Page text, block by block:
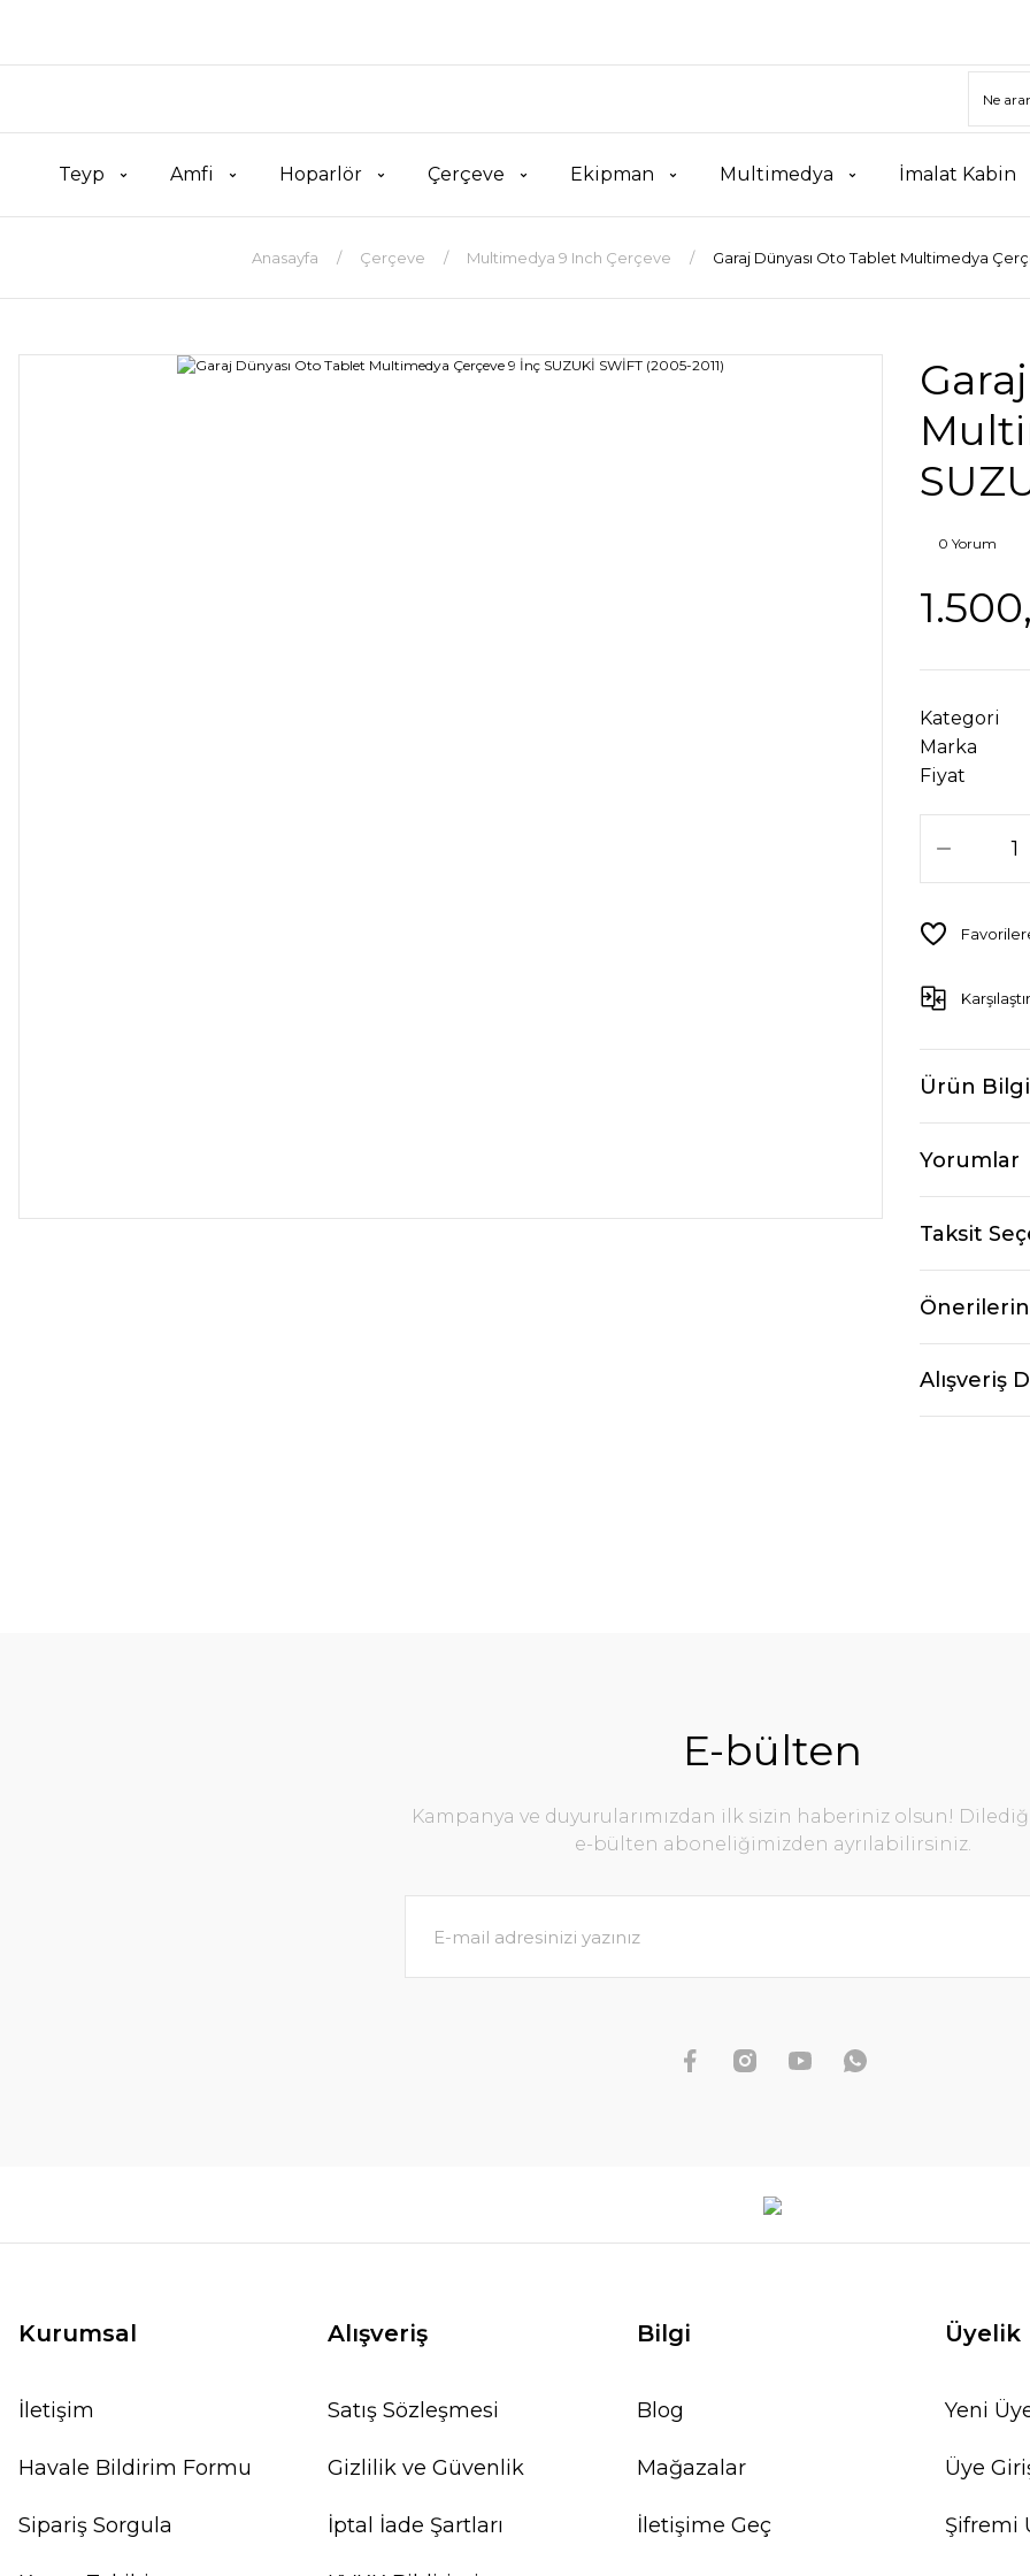
Teyp Amfi Hoparlör Çerçeve Ekipman Multimedya İmalat Kabin
Anasayfa Çerçeve Multimedya 9 Inch Çerçeve Garaj Dünyası Oto Tablet Multimedya
0 Yorum
Kategori
Marka
Fiyat
Karşılaştır
Ürün
Yorumlar
Taksit
Alışveriş
E-bülten
Kampanya ve duyurularımızdan ilk sizin haberiniz olsun!
e-bülten aboneliğimizden ayrılabilirsiniz.
Kurumsal
İletişim
Havale Bildirim Formu
Sipariş Sorgula
Alışveriş
Satış Sözleşmesi
Gizlilik ve Güvenlik
İptal İade Şartları
Bilgi
Blog
Mağazalar
İletişime Geç
Üyelik
Yeni
Üye
Şifremi